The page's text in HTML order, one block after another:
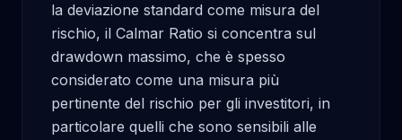
la deviazione standard come misura del
rischio, il Calmar Ratio si concentra sul
drawdown massimo, che è spesso
considerato come una misura più
pertinente del rischio per gli investitori, in
particolare quelli che sono sensibili alle